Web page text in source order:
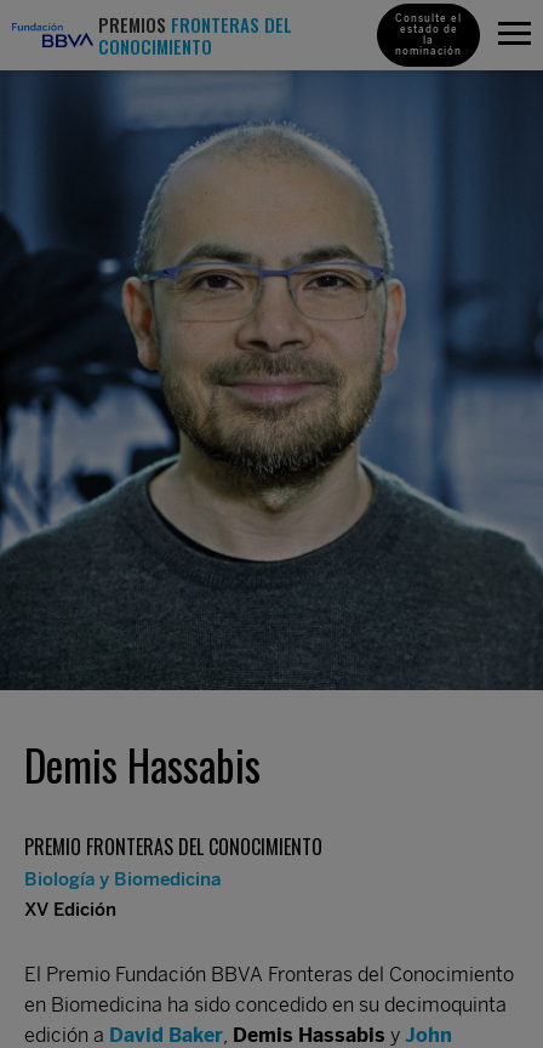
PREMIOS FRONTERAS DEL
CONOCIMIENTO
Consulte el
estado de
la
nominación
Demis Hassabis
PREMIO FRONTERAS DEL CONOCIMIENTO
Biología y Biomedicina
XV Edición
El Premio Fundación BBVA Fronteras del Conocimiento
en Biomedicina ha sido concedido en su decimoquinta
edición a David Baker, Demis Hassabis y John